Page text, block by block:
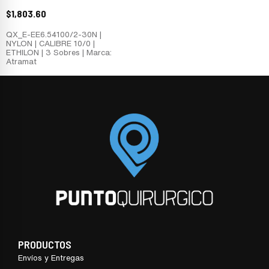
$1,803.60
QX_E-EE6.54100/2-30N |
NYLON | CALIBRE 10/0 |
ETHILON | 3 Sobres | Marca:
Atramat
PRODUCTOS
Envíos y Entregas